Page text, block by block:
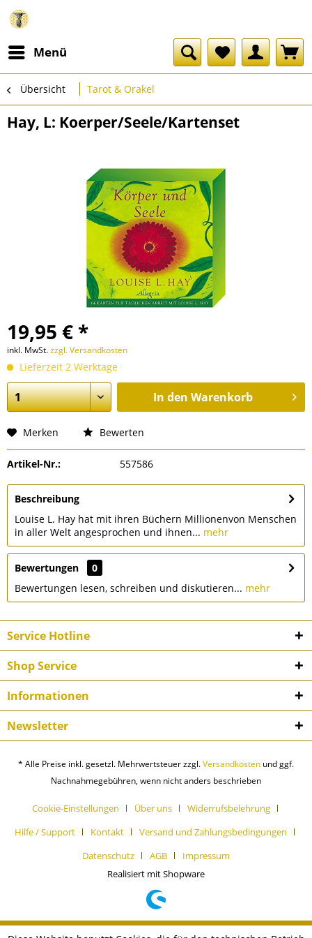
Menü
Übersicht Tarot & Orakel
Hay, L: Koerper/Seele/Kartenset
19,95 € *
inkl. MwSt.zzgl. Versandkosten
Lieferzeit 2 Werktage
In den Warenkorb
Merken Bewerten
Artikel-Nr.: 557586
Beschreibung
Louise L. Hay hat mit ihren Büchern Millionenvon Menschen
in aller Welt angesprochen und ihnen... mehr
Bewertungen
0
Bewertungen lesen, schreiben und diskutieren... mehr
Service Hotline
Shop Service
Informationen
Newsletter
* Alle Preise inkl. gesetzl. Mehrwertsteuer zzgl.Versandkosten und ggf.
Nachnahmegebühren, wenn nicht anders beschrieben
Cookie-Einstellungen Über uns
Widerrufsbelehrung
Hilfe / Support
Kontakt
Versand und Zahlungsbedingungen
Datenschutz
AGB
Impressum
Realisiert mit Shopware